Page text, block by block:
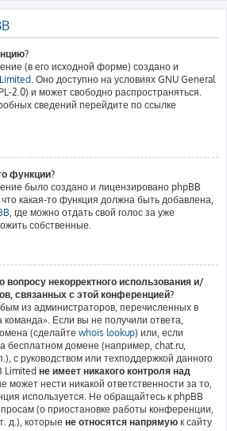
(в его исходной форме) создано и
. Оно доступно на условиях GNU General
2.0) и может свободно распространяться.
сведений перейдите по ссылке
функции?
было создано и лицензировано phpBB
какая-то функция должна быть добавлена,
, где можно отдать свой голос за уже
собственные.
некорректного использования и/
связанных с этой конференцией?
из администраторов, перечисленных в
Если вы не получили ответа,
(сделайте whois lookup) или, если
бесплатном домене (например, chat.ru,
с руководством или техподдержкой данного
Limited не имеет никакого контроля над
может нести никакой ответственности за то,
используется. Не обращайтесь к phpBB
(о приостановке работы конференции,
д.), которые не относятся напрямую к сайту